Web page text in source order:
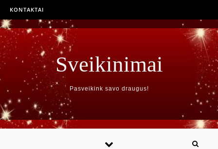
KONTAKTAI
Sveikinimai
Pasveikink savo draugus!